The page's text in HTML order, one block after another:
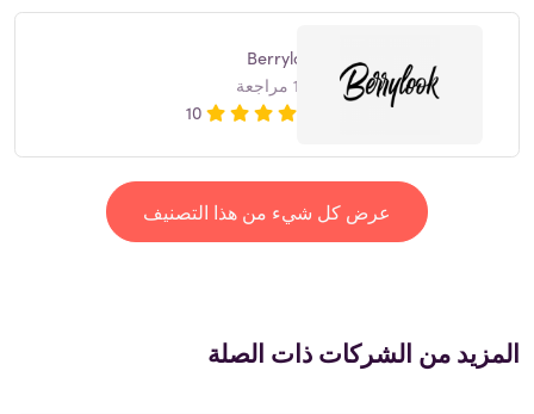
Berrylook
10
عرض كل شيء من هذا التصنيف
المزيد من الشركات ذات الصلة